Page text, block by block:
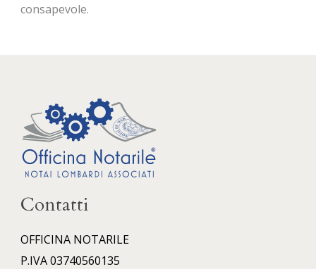
consapevole.
Contatti
OFFICINA NOTARILE
P.IVA 03740560135